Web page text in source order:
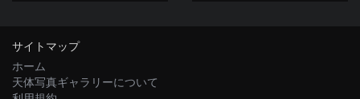
サイトマップ
ホーム
天体写真ギャラリーについて